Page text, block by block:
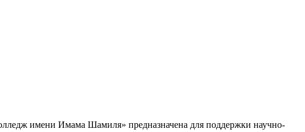
имени Имама Шамиля» предназначена для поддержки научно-